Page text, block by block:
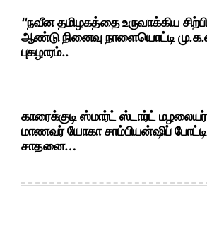
“நவீன தமிழகத்தை உருவாக்கிய
ஆண்டு நினைவு நாளையொட்டி
புகழாரம்..
காரைக்குடி ஸ்மார்ட் ஸ்டார்ட் மழலையர்
மாணவர் யோகா சாம்பியன்ஷிப்
சாதனை…